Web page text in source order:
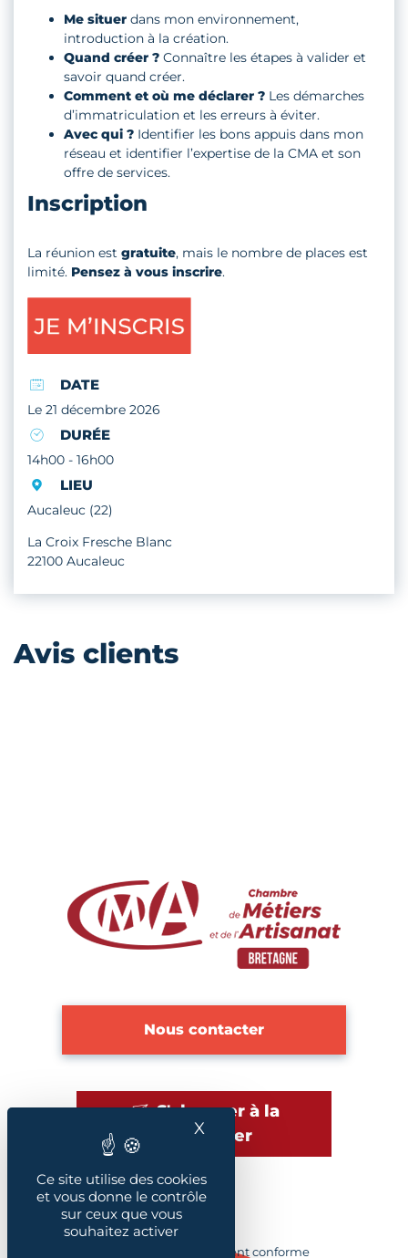
Ce site utilise des cookies
et vous donne le contrôle
sur ceux que vous
souhaitez activer
X Masquer le bandeau
Me situer dans mon environnement,
introduction à la création.
Quand créer ? Connaître les étapes à valider et
savoir quand créer.
Comment et où me déclarer ? Les démarches
d’immatriculation et les erreurs à éviter.
Avec qui ? Identifier les bons appuis dans mon
réseau et identifier l’expertise de la CMA et son
offre de services.
Inscription
La réunion est gratuite, mais le nombre de places est
limité. Pensez à vous inscrire.
DATE
Le 21 décembre 2026
DURÉE
14h00 - 16h00
LIEU
Aucaleuc (22)
La Croix Fresche Blanc
22100 Aucaleuc
Avis clients
Nous contacter
S'abonner à la
newsletter
Accessibilité : Partiellement conforme